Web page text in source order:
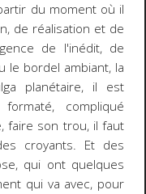
du moment où il
de réalisation et de
de l'inédit, de
le bordel ambiant, la
planétaire, il est
compliqué
faire son trou, il faut
croyants. Et des
qui ont quelques
qui va avec, pour